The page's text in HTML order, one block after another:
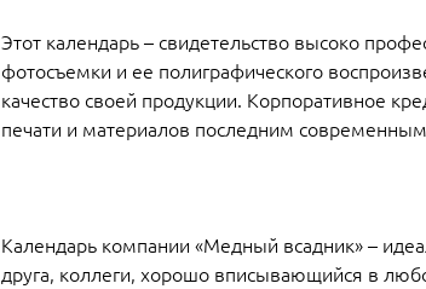
Этот календарь – свидетельство высоко
фотосъемки и ее полиграфического
качество своей продукции. Корпоративное
печати и материалов последним
Календарь компании «Медный всадник» –
друга, коллеги, хорошо вписывающийся в